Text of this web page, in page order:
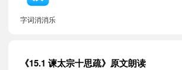
字词消消乐
《15.1 谏太宗十思疏》原文朗读